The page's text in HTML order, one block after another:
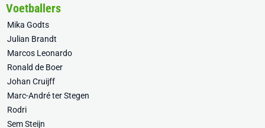
Voetballers
Mika Godts
Julian Brandt
Marcos Leonardo
Ronald de Boer
Johan Cruijff
Marc-André ter Stegen
Rodri
Sem Steijn